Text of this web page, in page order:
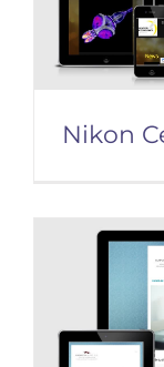
Nikon
Nikon